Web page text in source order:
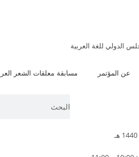
الدولي للغة العربية
عن المؤتمر مسابقة معلقات الشعر